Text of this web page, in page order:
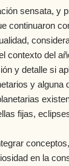
sensata, y
continuaron
contexto del
y detalle si
y alguna
fijas,
en la